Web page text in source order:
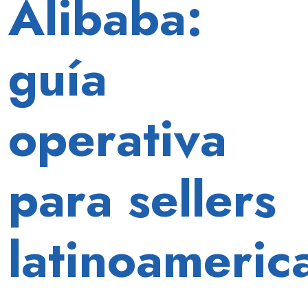
Alibaba:
guía
operativa
para sellers